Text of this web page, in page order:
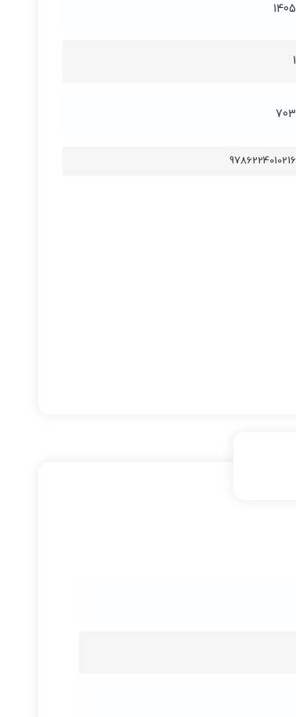
1405
1
703
9786224010216